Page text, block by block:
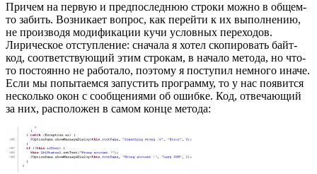
Причем на первую и предпоследнюю строки можно в общем-
то забить. Возникает вопрос, как перейти к их выполнению,
не производя модификации кучи условных переходов.
Лирическое отступление: сначала я хотел скопировать байт-
код, соответствующий этим строкам, в начало метода, но что-
то постоянно не работало, поэтому я поступил немного иначе.
Если мы попытаемся запустить программу, то у нас появится
несколько окон с сообщениями об ошибке. Код, отвечающий
за них, расположен в самом конце метода: